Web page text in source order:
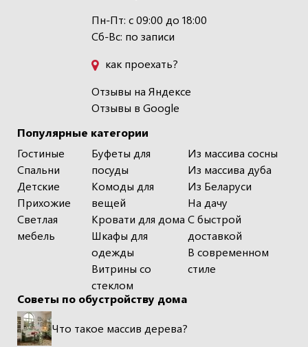
Популярные категории
Гостиные
Спальни
Детские
Прихожие
Светлая
мебель
Буфеты для
посуды
Комоды для
вещей
Кровати для дома
Шкафы для
одежды
Витрины со
стеклом
Из массива сосны
Из массива дуба
Из Беларуси
На дачу
С быстрой
доставкой
В современном
стиле
Пн-Пт: с 09:00 до 18:00
Сб-Вс: по записи
как проехать?
Отзывы на Яндексе
Отзывы в Google
Советы по обустройству дома
Что такое массив дерева?